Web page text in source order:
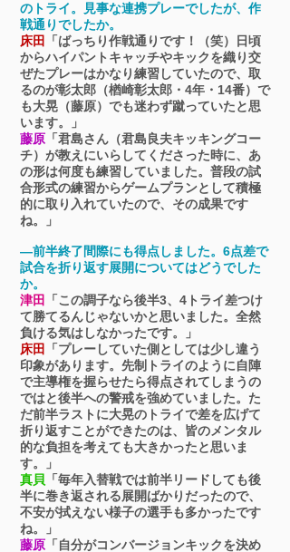
のトライ。見事な連携プレーでしたが、作
戦通りでしたか。
床田
「ばっちり作戦通りです！（笑）日頃
からハイパントキャッチやキックを織り交
ぜたプレーはかなり練習していたので、取
るのが彰太郎（楢崎彰太郎・4年・14番）で
も大晃（藤原）でも迷わず蹴っていたと思
います。」
藤原 「君島さん（君島良夫キッキングコー
チ）が教えにいらしてくださった時に、あ
の形は何度も練習していました。普段の試
合形式の練習からゲームプランとして積極
的に取り入れていたので、その成果です
ね。」
―前半終了間際にも得点しました。6点差で
試合を折り返す展開についてはどうでした
か。
津田
「この調子なら後半3、4トライ差つけ
て勝てるんじゃないかと思いました。全然
負ける気はしなかったです。」
床田
「プレーしていた側としては少し違う
印象があります。先制トライのように自陣
で主導権を握らせたら得点されてしまうの
ではと後半への警戒を強めていました。た
だ前半ラストに大晃のトライで差を広げて
折り返すことができたのは、皆のメンタル
的な負担を考えても大きかったと思いま
す。」
真貝 「毎年入替戦では前半リードしても後
半に巻き返される展開ばかりだったので、
不安が拭えない様子の選手も多かったです
ね。」
藤原 「自分がコンバージョンキックを決め